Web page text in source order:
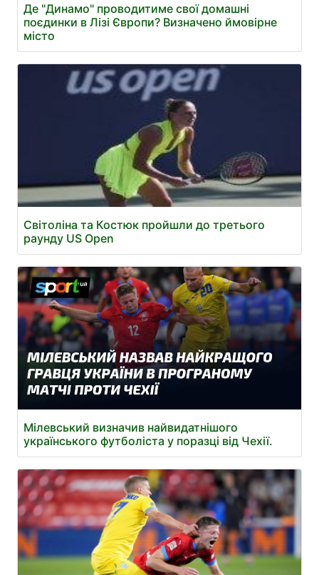
Де "Динамо" проводитиме свої домашні
поєдинки в Лізі Європи? Визначено ймовірне
місто
Світоліна та Костюк пройшли до третього
раунду US Open
Мілевський визначив найвидатнішого
українського футболіста у поразці від Чехії.